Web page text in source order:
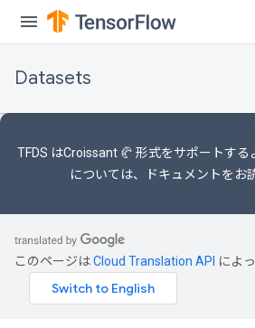
Datasets
TFDS はCroissant 🥐 形式をサポートする
については、ドキュメントをお
このページはCloud Translation API によ